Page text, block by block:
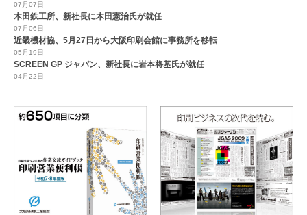
07月07日
木田鉄工所、新社長に木田憲治氏が就任
07月06日
近畿機材協、5月27日から大阪印刷会館に事務所を移転
05月19日
SCREEN GP ジャパン、新社長に岩本将基氏が就任
04月22日